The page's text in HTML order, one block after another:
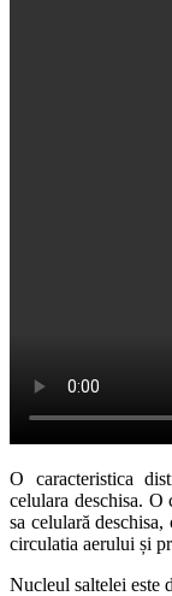
O caracteristica
celulara deschisa. O
sa celulară
circulatia aerului și
Nucleul saltelei este